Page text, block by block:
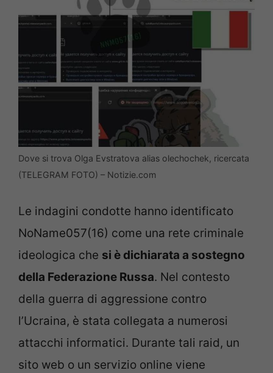
Dove si trova Olga Evstratova alias olechochek, ricercata
(TELEGRAM FOTO) – Notizie.com
Le indagini condotte hanno identificato
NoName057(16) come una rete criminale
ideologica che si è dichiarata a sostegno
della Federazione Russa. Nel contesto
della guerra di aggressione contro
l’Ucraina, è stata collegata a numerosi
attacchi informatici. Durante tali raid, un
sito web o un servizio online viene